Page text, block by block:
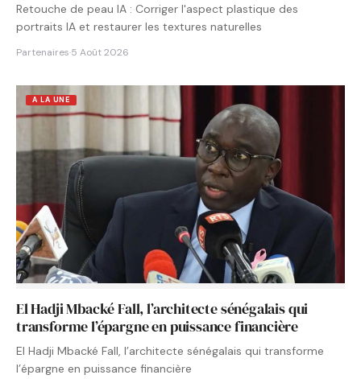
Retouche de peau IA : Corriger l'aspect plastique des
portraits IA et restaurer les textures naturelles
Partenaires·5 Août 2026
A LA UNE
El Hadji Mbacké Fall, l’architecte sénégalais qui
transforme l’épargne en puissance financière
El Hadji Mbacké Fall, l’architecte sénégalais qui transforme
l’épargne en puissance financière